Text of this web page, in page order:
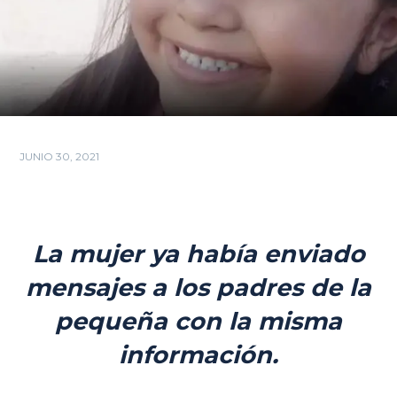
JUNIO 30, 2021
La mujer ya había enviado
mensajes a los padres de la
pequeña con la misma
información.